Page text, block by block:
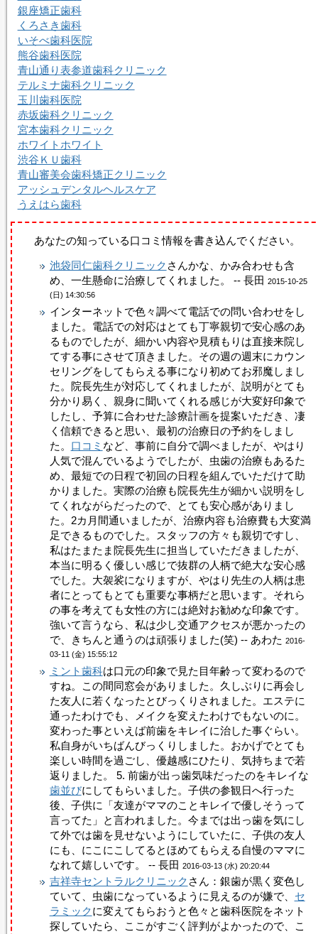
銀座矯正歯科
くろさき歯科
いそべ歯科医院
熊谷歯科医院
青山通り表参道歯科クリニック
テルミナ歯科クリニック
玉川歯科医院
赤坂歯科クリニック
宮本歯科クリニック
ホワイトホワイト
渋谷ＫＵ歯科
青山審美会歯科矯正クリニック
アッシュデンタルヘルスケア
うえはら歯科
あなたの知っている口コミ情報を書き込んでください。
池袋同仁歯科クリニック さんかな、かみ合わせも含
め、一生懸命に治療してくれました。 -- 長田 2015-10-25
(日) 14:30:56
インターネットで色々調べて電話での問い合わせをし
ました。電話での対応はとても丁寧親切で安心感のあ
るものでしたが、細かい内容や見積もりは直接来院し
てする事にさせて頂きました。その週の週末にカウン
セリングをしてもらえる事になり初めてお邪魔しまし
た。院長先生が対応してくれましたが、説明がとても
分かり易く、親身に聞いてくれる感じが大変好印象で
したし、予算に合わせた診療計画を提案いただき、凄
く信頼できると思い、最初の治療日の予約をしまし
た。 口コミ など、事前に自分で調べましたが、やはり
人気で混んでいるようでしたが、虫歯の治療もあるた
め、最短での日程で初回の日程を組んでいただけて助
かりました。実際の治療も院長先生が細かい説明をし
てくれながらだったので、とても安心感がありまし
た。2カ月間通いましたが、治療内容も治療費も大変満
足できるものでした。スタッフの方々も親切ですし、
私はたまたま院長先生に担当していただきましたが、
本当に明るく優しい感じで抜群の人柄で絶大な安心感
でした。大袈裟になりますが、やはり先生の人柄は患
者にとってもとても重要な事柄だと思います。それら
の事を考えても女性の方には絶対お勧めな印象です。
強いて言うなら、私は少し交通アクセスが悪かったの
で、きちんと通うのは頑張りました(笑) -- あわた 2016-
03-11 (金) 15:55:12
ミント歯科は口元の印象で見た目年齢って変わるので
すね。この間同窓会がありました。久しぶりに再会し
た友人に若くなったとびっくりされました。エステに
通ったわけでも、メイクを変えたわけでもないのに。
変わった事といえば前歯をキレイに治した事ぐらい。
私自身がいちばんびっくりしました。おかげでとても
楽しい時間を過ごし、優越感にひたり、気持ちまで若
返りました。 5. 前歯が出っ歯気味だったのをキレイな
歯並びにしてもらいました。子供の参観日へ行った
後、子供に「友達がママのことキレイで優しそうって
言ってた」と言われました。今までは出っ歯を気にし
て外では歯を見せないようにしていたに、子供の友人
にも、にこにこしてるとほめてもらえる自慢のママに
なれて嬉しいです。 -- 長田 2016-03-13 (水) 20:20:44
吉祥寺セントラルクリニック さん：銀歯が黒く変色し
ていて、虫歯になっているように見えるのが嫌で、 セ
ラミックに変えてもらおうと色々と歯科医院をネット
探していたら、ここがすごく評判がよかったので、こ